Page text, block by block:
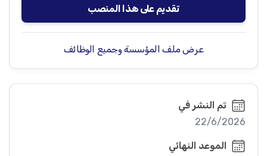
تقديم على هذا المنصب
عرض ملف المؤسسة وجميع الوظائف
تم النشر في
22/6/2026
الموعد النهائي